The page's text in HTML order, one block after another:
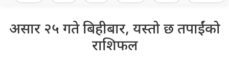
असार २५ गते बिहीबार, यस्तो छ तपाईंको
राशिफल